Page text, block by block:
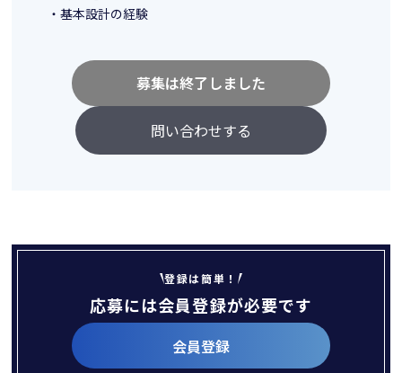
・基本設計の経験
問い合わせする
募集は終了しました
登録は簡単！
応募には会員登録が必要です
会員登録